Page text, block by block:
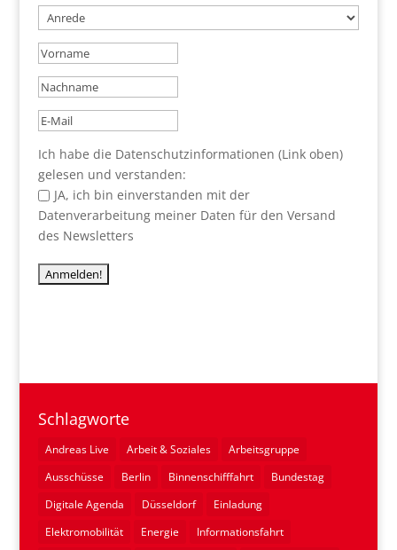
Ich habe die Datenschutzinformationen (Link oben)
gelesen und verstanden:
JA, ich bin einverstanden mit der
Datenverarbeitung meiner Daten für den Versand
des Newsletters
Schlagworte
Andreas Live Arbeit & Soziales
Arbeitsgruppe
Ausschüsse
Berlin Binnenschifffahrt
Bundestag
Digitale Agenda
Düsseldorf
Einladung
Elektromobilität
Energie
Informationsfahrt